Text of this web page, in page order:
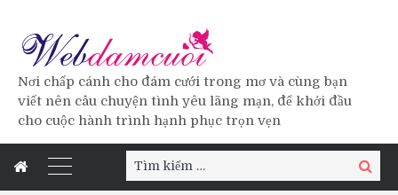
Nơi chấp cánh cho đám cưới trong mơ và cùng bạn
viết nên câu chuyện tình yêu lãng mạn, để khởi đầu
cho cuộc hành trình hạnh phục trọn vẹn
Tìm
kiếm:
Tìm
kiếm